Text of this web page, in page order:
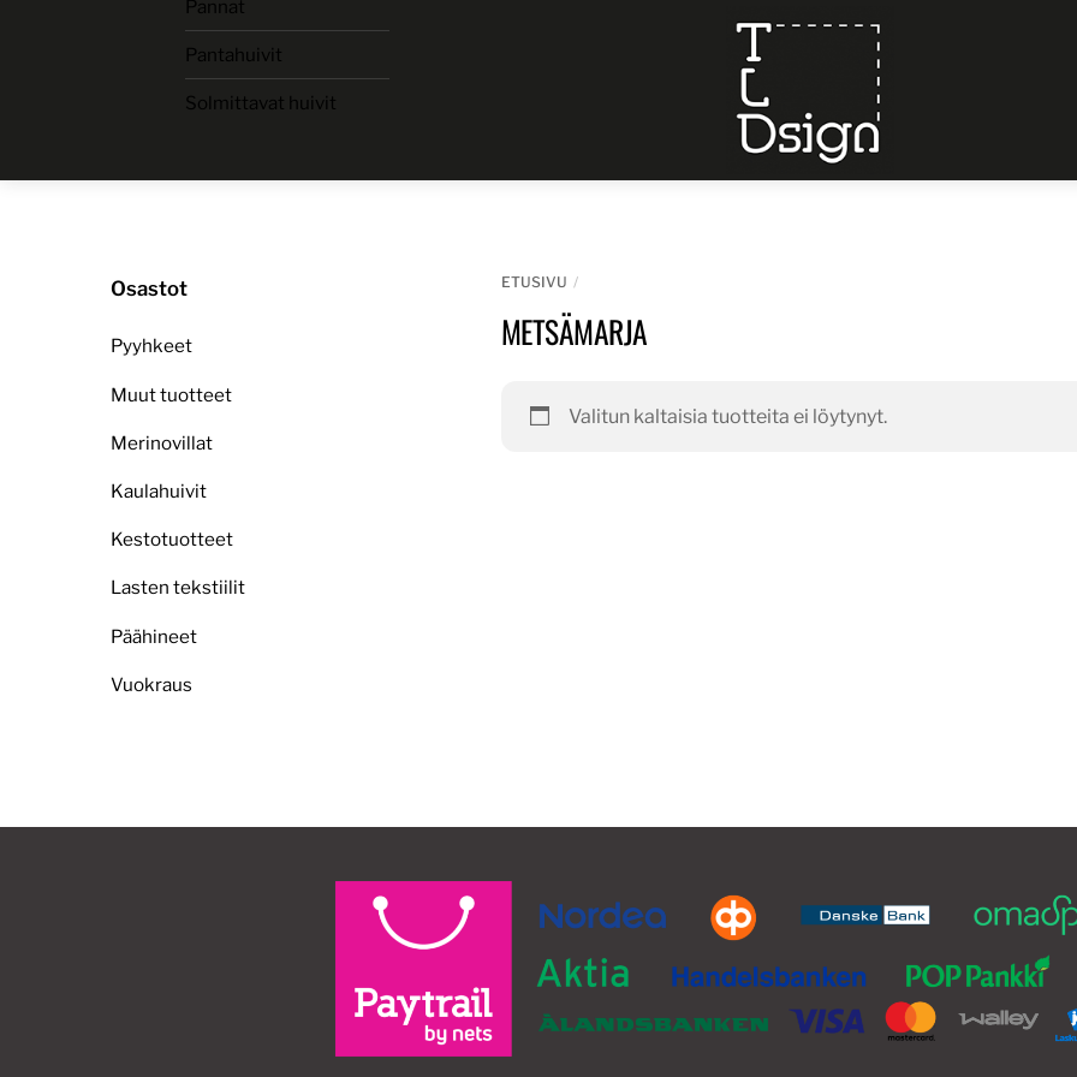
Pannat
Pantahuivit
Solmittavat huivit
ETUSIVU
METSÄMARJA
Valitun kaltaisia tuotteita ei löytynyt.
Osastot
Pyyhkeet
Muut tuotteet
Merinovillat
Kaulahuivit
Kestotuotteet
Lasten tekstiilit
Päähineet
Vuokraus